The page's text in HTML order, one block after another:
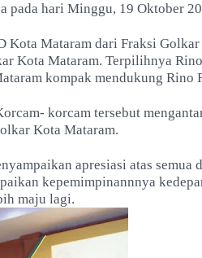
pada hari Minggu, 19 Oktober
Kota Mataram dari Fraksi
Kota Mataram. Terpilihnya
kompak mendukung Rino
korcam tersebut
Kota Mataram.
apresiasi atas semua
kepemimpinannnya
maju lagi.